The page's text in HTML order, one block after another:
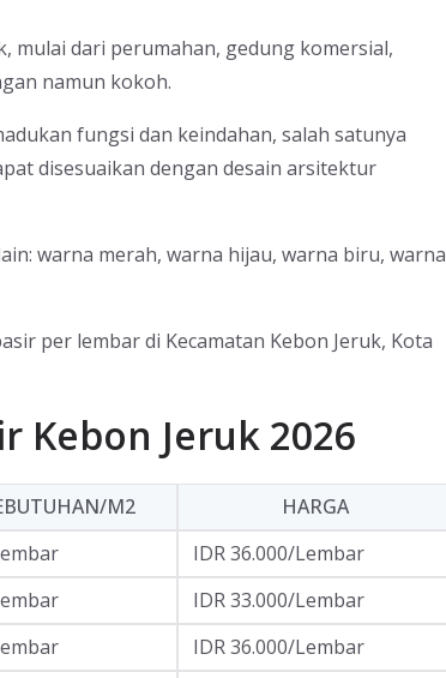
mulai dari perumahan, gedung komersial,
namun kokoh.
fungsi dan keindahan, salah satunya
disesuaikan dengan desain arsitektur
warna merah, warna hijau, warna biru, warna
per lembar di Kecamatan Kebon Jeruk, Kota
Kebon Jeruk 2026
M2
HARGA
IDR 36.000/Lembar
IDR 33.000/Lembar
IDR 36.000/Lembar